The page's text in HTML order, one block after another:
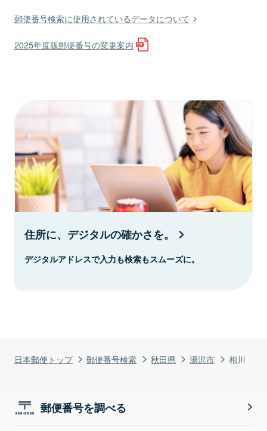
日本郵便トップ 郵便番号検索 秋田県 湯沢市 相川
郵便番号検索に使用されているデータについて
2025年度版郵便番号の変更案内
住所に、デジタルの確かさを。
デジタルアドレスで入力も検索もスムーズに。
郵便番号を調べる